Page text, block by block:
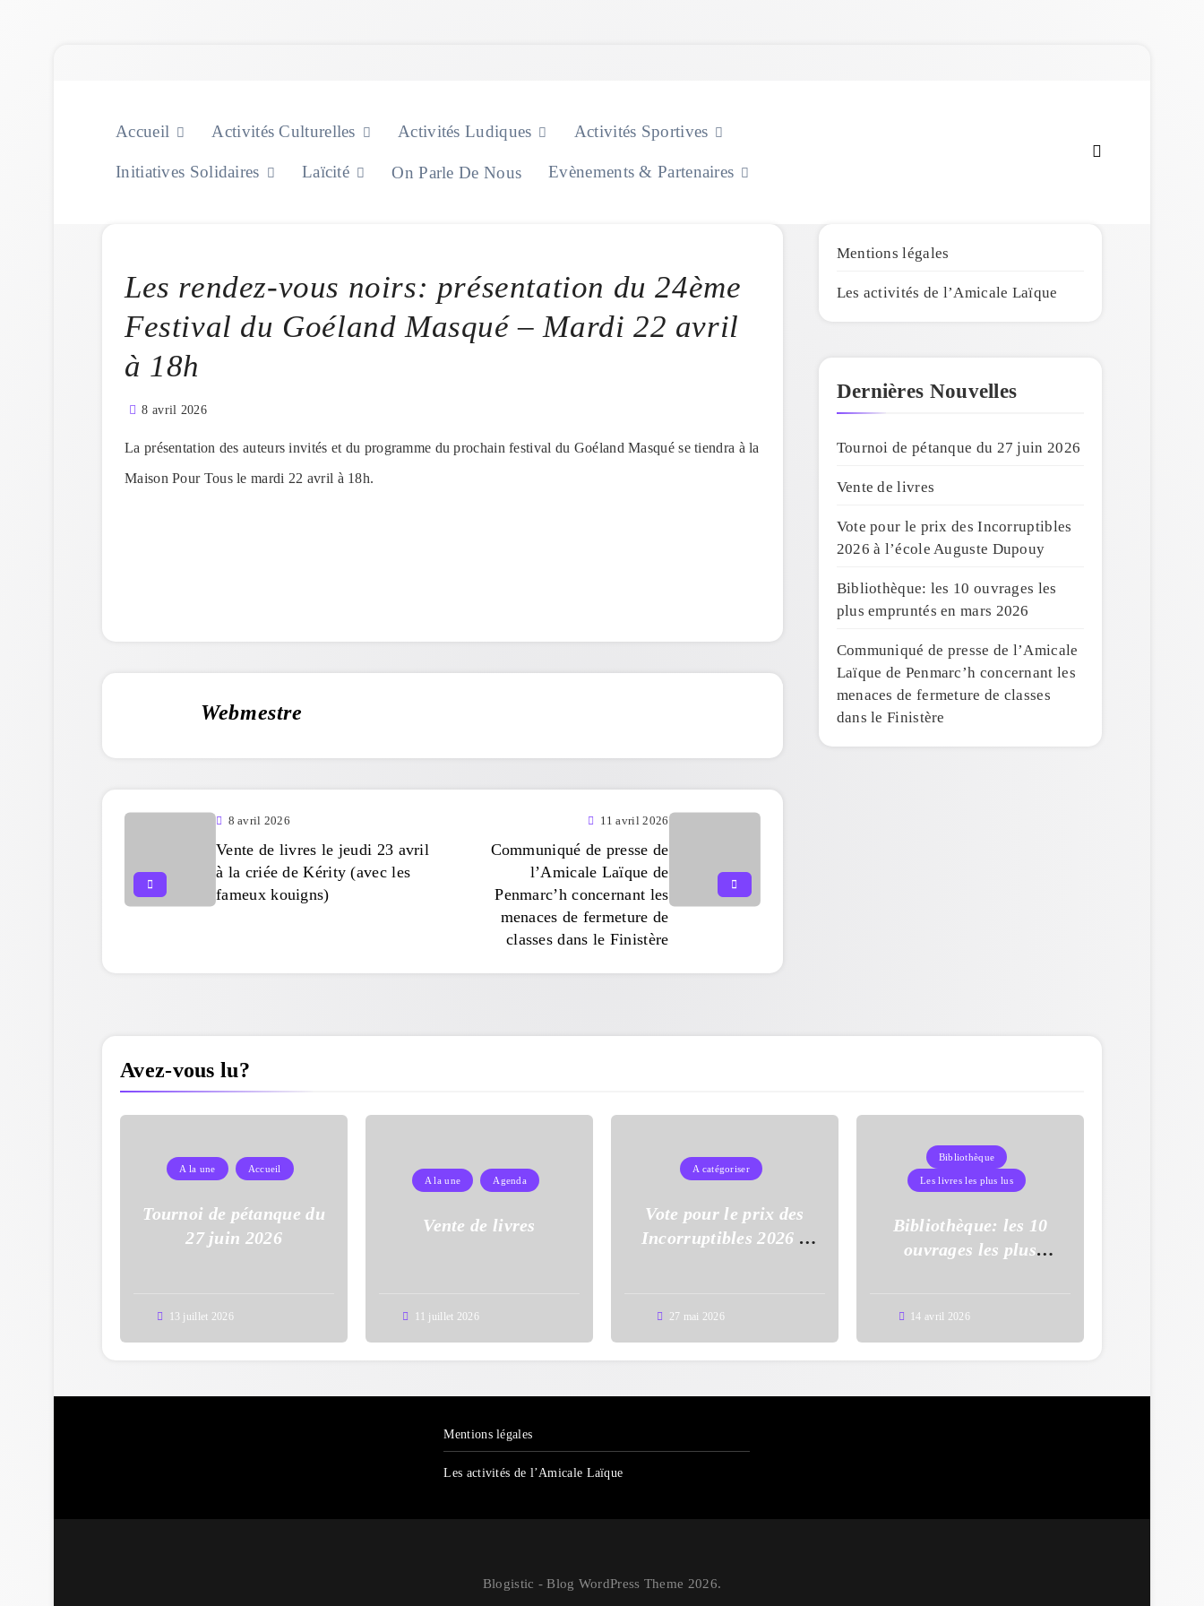
Accueil Activités Culturelles Activités Ludiques Activités Sportives
Initiatives Solidaires Laïcité On Parle De Nous Evènements & Partenaires
Les rendez-vous noirs: présentation du 24ème
Festival du Goéland Masqué – Mardi 22 avril
à 18h
8 avril 2026
La présentation des auteurs invités et du programme du prochain festival du Goéland Masqué se tiendra à la
Maison Pour Tous le mardi 22 avril à 18h.
Webmestre
8 avril 2026
Vente de livres le jeudi 23 avril
à la criée de Kérity (avec les
fameux kouigns)
11 avril 2026
Communiqué de presse de
l’Amicale Laïque de
Penmarc’h concernant les
menaces de fermeture de
classes dans le Finistère
Mentions légales
Les activités de l’Amicale Laïque
Dernières Nouvelles
Tournoi de pétanque du 27 juin 2026
Vente de livres
Vote pour le prix des Incorruptibles
2026 à l’école Auguste Dupouy
Bibliothèque: les 10 ouvrages les
plus empruntés en mars 2026
Communiqué de presse de l’Amicale
Laïque de Penmarc’h concernant les
menaces de fermeture de classes
dans le Finistère
Avez-vous lu?
A la une Accueil
Tournoi de pétanque du
27 juin 2026
13 juillet 2026
A la une Agenda
Vente de livres
11 juillet 2026
A catégoriser
Vote pour le prix des
Incorruptibles 2026 à
27 mai 2026
Bibliothèque
Les livres les plus lus
Bibliothèque: les 10
ouvrages les plus
14 avril 2026
Mentions légales
Les activités de l’Amicale Laïque
Blogistic - Blog WordPress Theme 2026.